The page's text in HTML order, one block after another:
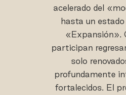
acelerado del
hasta un estado
«Expansión».
participan
solo
profundamente
fortalecidos. El